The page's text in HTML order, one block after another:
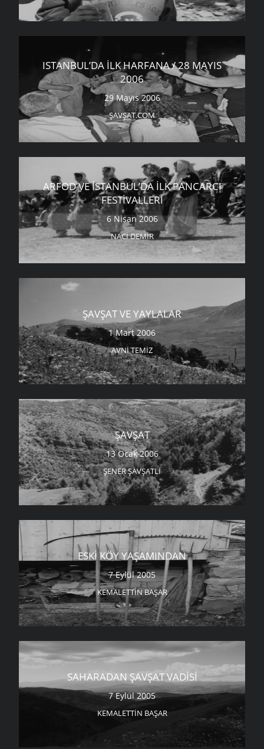
ISTANBUL’DA İLK HARFANA / 28 MAYIS
2006
29 Mayıs 2006
ŞAVŞAT.COM
ARFOD VE İSTANBUL’DA İLK PANCARCI
FESTIVALLERI
6 Nisan 2006
NACI DEMIR
ŞAVŞAT VE YAYLALAR
1 Mart 2006
AVNI TEMIZ
ŞAVŞAT
13 Ocak 2006
ŞENER ŞAVŞATLI
ESKI KÖY YAŞAMINDAN
7 Eylül 2005
KEMALETTIN BAŞAR
SAHARADAN ŞAVŞAT VADISI
7 Eylül 2005
KEMALETTIN BAŞAR